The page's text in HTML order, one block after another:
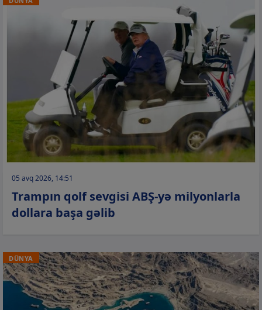
05 avq 2026, 14:51
Trampın qolf sevgisi ABŞ-yə milyonlarla
dollara başa gəlib
DÜNYA